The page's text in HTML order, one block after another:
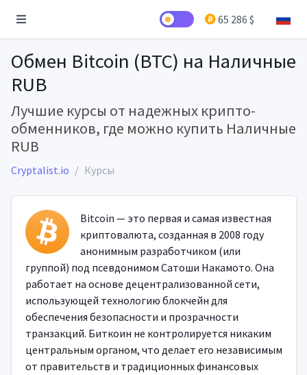
65 286 $
Обмен Bitcoin (BTC) на Наличные
RUB
Лучшие курсы от надежных крипто-
обменников, где можно купить Наличные
RUB
Cryptalist.io Курсы
Bitcoin — это первая и самая известная
криптовалюта, созданная в 2008 году
анонимным разработчиком (или
группой) под псевдонимом Сатоши Накамото. Она
работает на основе децентрализованной сети,
использующей технологию блокчейн для
обеспечения безопасности и прозрачности
транзакций. Биткоин не контролируется никаким
центральным органом, что делает его независимым
от правительств и традиционных финансовых